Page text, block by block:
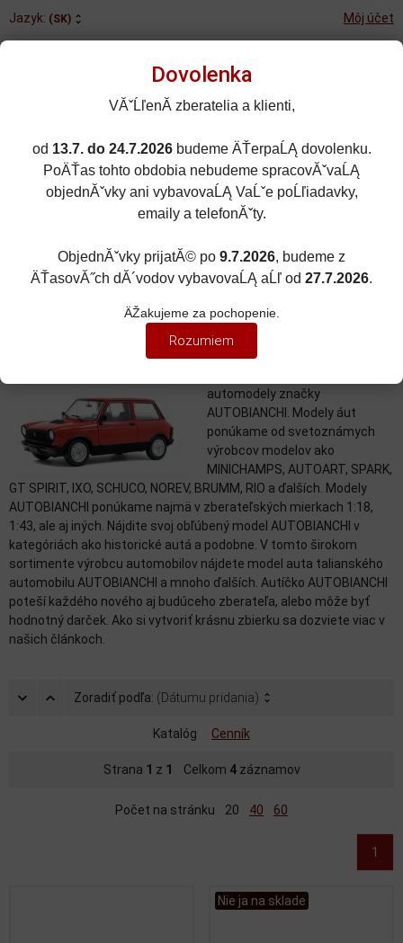
Jazyk: (SK) Môj účet
kusov
Rozšírené vyhľadávanie
Porovnané (0)
Obľúbené (0)
AUTOBIANCHI
automodely značky
AUTOBIANCHI. Modely áut
ponúkame od svetoznámych
výrobcov modelov ako
MINICHAMPS, AUTOART, SPARK,
GT SPIRIT, IXO, SCHUCO, NOREV, BRUMM, RIO a ďalších. Modely
AUTOBIANCHI ponúkame najmä v zberateľských mierkach 1:18,
1:43, ale aj iných. Nájdite svoj obľúbený model AUTOBIANCHI v
kategóriách ako historické autá a podobne. V tomto širokom
sortimente výrobcu automobilov nájdete model auta talianského
automobilu AUTOBIANCHI a mnoho ďalších. Autíčko AUTOBIANCHI
poteší každého nového aj budúceho zberateľa, alebo môže byť
hodnotný darček. Ako si vytvoriť krásnu zbierku sa dozviete viac v
našich článkoch.
Zoradiť podľa: (Dátumu pridania)
Katalóg Cenník
Strana 1 z 1 Celkom 4záznamov
Počet na stránku 20 40 60
1
Nie ja na sklade
Dovolenka
VĂˇĹľenĂ­ zberatelia a klienti,
od 13.7. do 24.7.2026budeme ÄŤerpaĹĄ dovolenku.
PoÄŤas tohto obdobia nebudeme spracovĂˇvaĹĄ
objednĂˇvky ani vybavovaĹĄ VaĹˇe poĹľiadavky,
emaily a telefonĂˇty.
ObjednĂˇvky prijatĂ© po 9.7.2026, budeme z
ÄŤasovĂ˝ch dĂ´vodov vybavovaĹĄ aĹľ od 27.7.2026.
ÄŽakujeme za pochopenie.
Rozumiem